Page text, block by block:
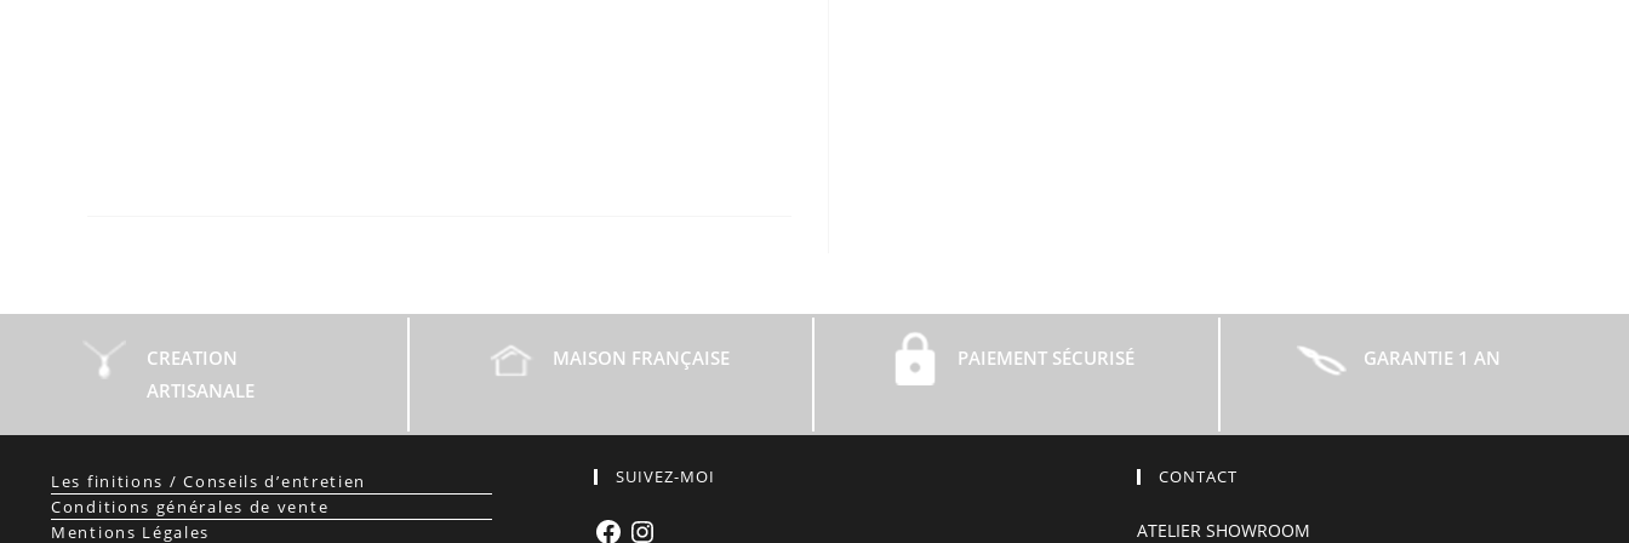
CREATION
ARTISANALE
MAISON FRANÇAISE PAIEMENT SÉCURISÉ GARANTIE 1 AN
Les finitions / Conseils d’entretien
Conditions générales de vente
Mentions Légales
SUIVEZ-MOI
FacebookInstagram
CONTACT
ATELIER SHOWROOM